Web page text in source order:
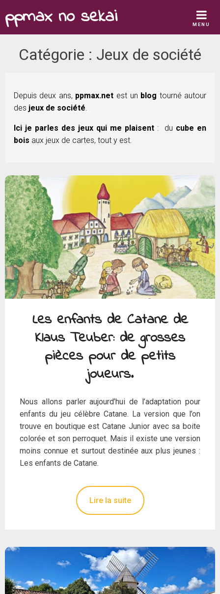
to
content
ppmax no sekai MENU
Catégorie : Jeux de société
Depuis deux ans, ppmax.net est un blog tourné autour
des jeux de société
Ici je parles des jeux qui me plaisent : du cube en
bois aux jeux de cartes, tout y est.
Les enfants de Catane de
Klaus Teuber: de grosses
pièces pour de petits
joueurs.
Nous allons parler aujourd’hui de l’adaptation pour
enfants du jeu célèbre Catane. La version que l’on
trouve en boutique est Catane Junior avec sa boite
colorée et son perroquet. Mais il existe une version
moins connue et surtout destinée aux plus jeunes :
Les enfants de Catane.
Lire la suite